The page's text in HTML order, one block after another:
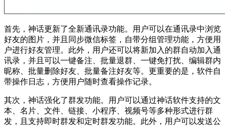
首先，神话更新了全新通讯录功能。用户可以在通讯录中浏览
好友的图片，并且同步微信标签，自带分组管理功能，方便用
户进行好友管理。此外，用户还可以将新加入的群自动加入通
讯录，并且可以一键备注、批量退群、一键免打扰、编辑群内
昵称、批量删除好友、批量备注好友等。更重要的是，软件自
带操作日志，方便用户随时查看操作记录。
其次，神话强化了群发功能。用户可以通过神话软件支持的文
本、名片、文件、链接、小程序、视频号等多种形式进行群
发，且支持即时群发和定时群发功能。此外，用户可以发送公